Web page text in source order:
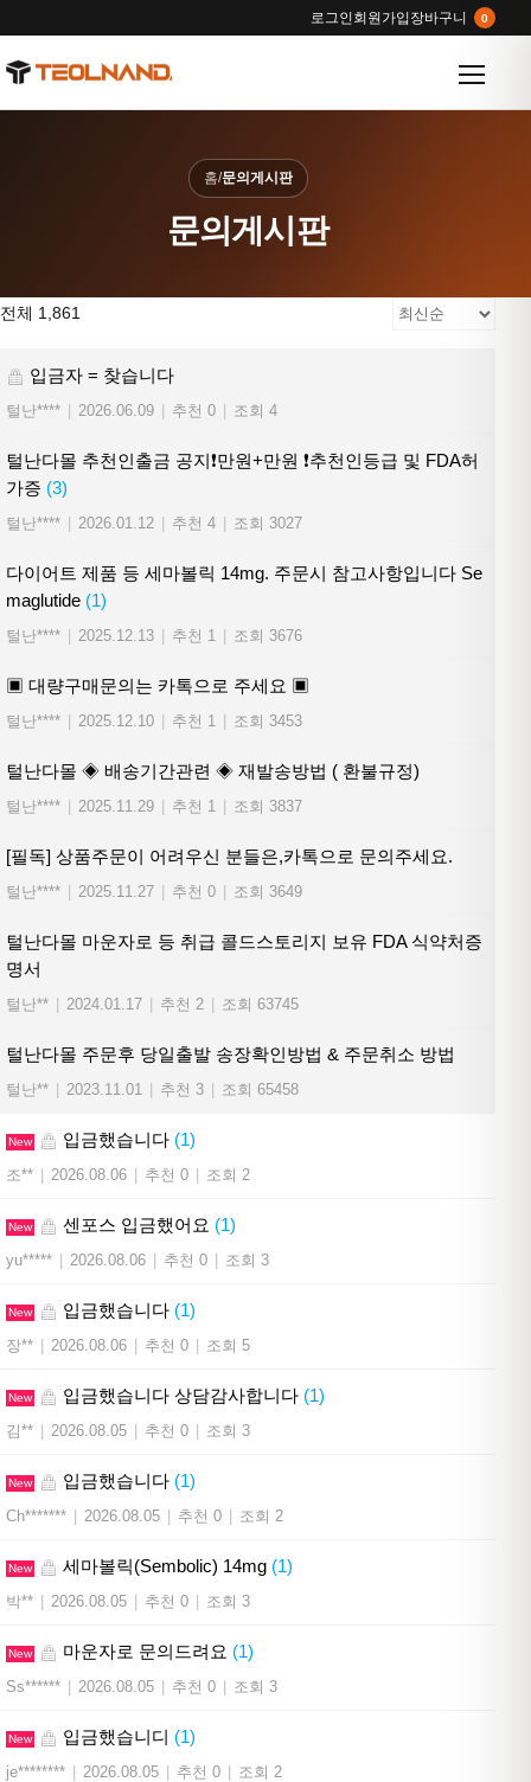
로그인회원가입장바구니 0
홈/문의게시판
문의게시판
전체 1,861
입금자 = 찾습니다
털난**** 2026.06.09 추천 0 조회 4
털난다몰 추천인출금 공지❗만원+만원 ❗추천인등급 및 FDA허
가증 (3)
털난**** 2026.01.12 추천 4 조회 3027
다이어트 제품 등 세마볼릭 14mg. 주문시 참고사항입니다 Se
maglutide (1)
털난**** 2025.12.13 추천 1 조회 3676
▣ 대량구매문의는 카톡으로 주세요 ▣
털난**** 2025.12.10 추천 1 조회 3453
털난다몰 ◈ 배송기간관련 ◈ 재발송방법 ( 환불규정)
털난**** 2025.11.29 추천 1 조회 3837
[필독] 상품주문이 어려우신 분들은,카톡으로 문의주세요.
털난**** 2025.11.27 추천 0 조회 3649
털난다몰 마운자로 등 취급 콜드스토리지 보유 FDA 식약처증
명서
털난** 2024.01.17 추천 2 조회 63745
털난다몰 주문후 당일출발 송장확인방법 & 주문취소 방법
털난** 2023.11.01 추천 3 조회 65458
New 입금했습니다 (1)
조** 2026.08.06 추천 0 조회 2
New 센포스 입금했어요 (1)
yu***** 2026.08.06 추천 0 조회 3
New 입금했습니다 (1)
장** 2026.08.06 추천 0 조회 5
New 입금했습니다 상담감사합니다 (1)
김** 2026.08.05 추천 0 조회 3
New 입금했습니다 (1)
Ch******* 2026.08.05 추천 0 조회 2
New 세마볼릭(Sembolic) 14mg (1)
박** 2026.08.05 추천 0 조회 3
New 마운자로 문의드려요 (1)
Ss****** 2026.08.05 추천 0 조회 3
New 입금했습니디 (1)
je******** 2026.08.05 추천 0 조회 2